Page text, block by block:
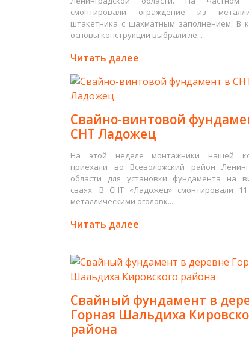
смонтировали ограждение из
штакетника с шахматным заполнением. В
основы конструкции выбрали ле...
Читать далее
Свайно-винтовой
СНТ Ладожец
На этой неделе монтажники нашей
приехали во Всеволожский район
области для установки фундамента на
сваях. В СНТ «Ладожец» смонтировали
металлическими оголовк...
Читать далее
Свайный фундамент в
Горная Шальдиха
района